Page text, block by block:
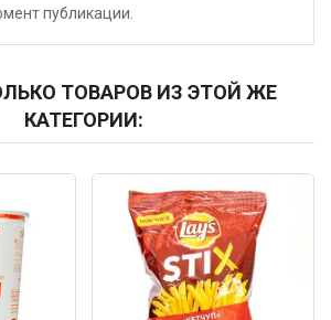
публикации.
ТОВАРОВ ИЗ ЭТОЙ ЖЕ
КАТЕГОРИИ:
Код: 6322